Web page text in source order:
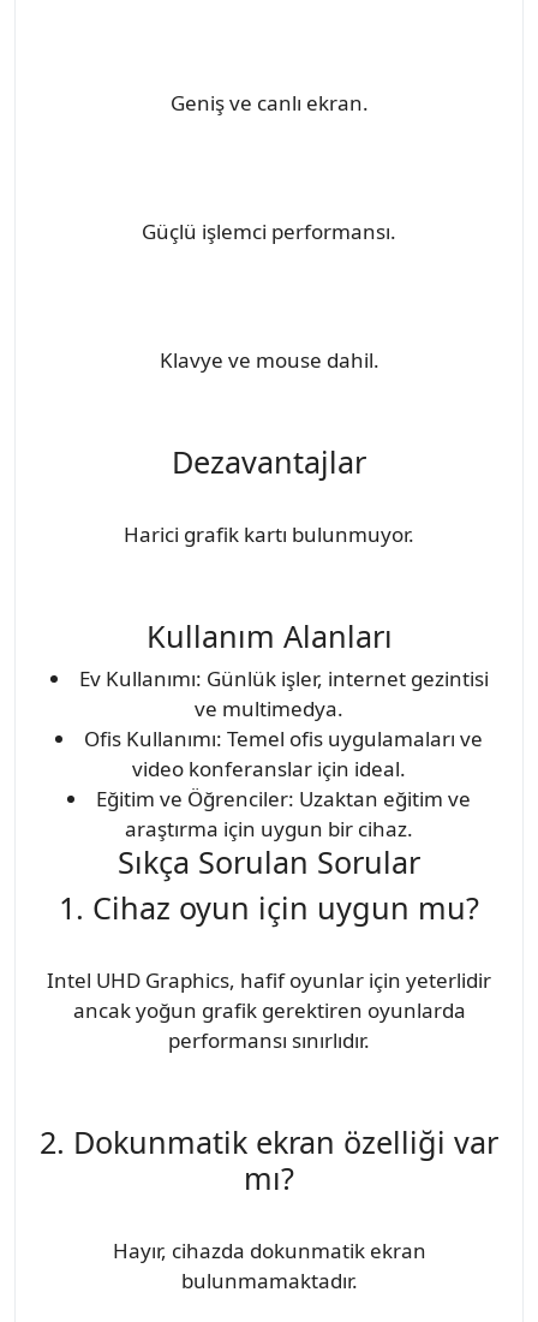
Geniş ve canlı ekran.
Güçlü işlemci performansı.
Klavye ve mouse dahil.
Dezavantajlar
Harici grafik kartı bulunmuyor.
Kullanım Alanları
Ev Kullanımı: Günlük işler, internet gezintisi
ve multimedya.
Ofis Kullanımı: Temel ofis uygulamaları ve
video konferanslar için ideal.
Eğitim ve Öğrenciler: Uzaktan eğitim ve
araştırma için uygun bir cihaz.
Sıkça Sorulan Sorular
1. Cihaz oyun için uygun mu?
Intel UHD Graphics, hafif oyunlar için yeterlidir
ancak yoğun grafik gerektiren oyunlarda
performansı sınırlıdır.
2. Dokunmatik ekran özelliği var
mı?
Hayır, cihazda dokunmatik ekran
bulunmamaktadır.